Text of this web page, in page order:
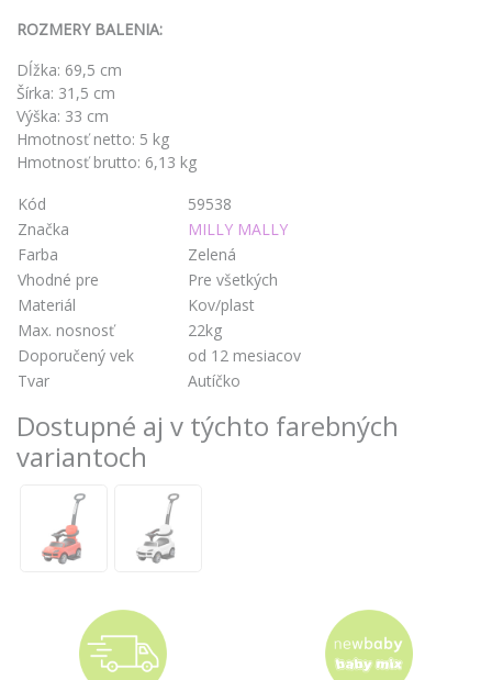
ROZMERY BALENIA:
Dĺžka: 69,5 cm
Šírka: 31,5 cm
Výška: 33 cm
Hmotnosť netto: 5 kg
Hmotnosť brutto: 6,13 kg
Kód
59538
Značka
MILLY MALLY
Farba
Zelená
Vhodné pre
Pre všetkých
Materiál
Kov/plast
Max. nosnosť
22kg
Doporučený vek
od 12 mesiacov
Tvar
Autíčko
Dostupné aj v týchto farebných
variantoch